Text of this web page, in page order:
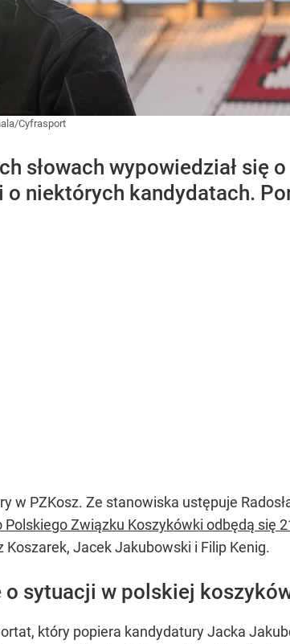
Cyfrasport
słowach wypowiedział się
o niektórych kandydatach.
w PZKosz. Ze stanowiska ustępuje
Polskiego Związku Koszykówki odbędą się
Jacek Jakubowski i Filip Kenig.
sytuacji w polskiej
który popiera kandydatury Jacka